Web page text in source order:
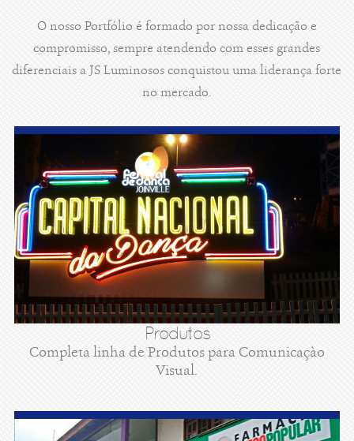
O nosso Portfólio é formado por nossa dedicação e
compromisso, sempre atendendo com esses grandes
diferenciais a JS Luminosos conquistou uma liderança forte
no mercado.
Produtos
Completa linha de Produtos para Comunicaçào
Visual.